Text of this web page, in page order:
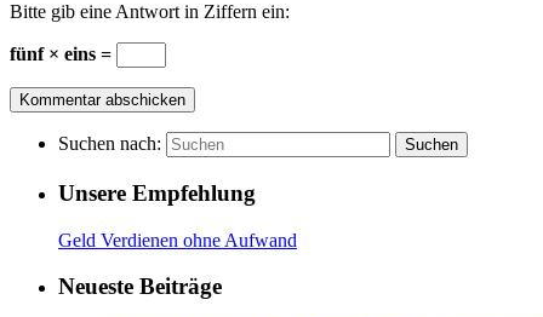
Bitte gib eine Antwort in Ziffern ein:
fünf × eins =
Suchen nach: Suchen
Unsere Empfehlung
Geld Verdienen ohne Aufwand
Neueste Beiträge